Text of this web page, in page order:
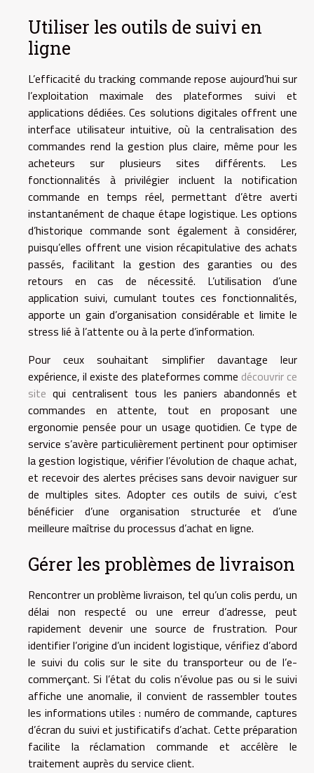
Utiliser les outils de suivi en
ligne
L’efficacité du tracking commande repose aujourd’hui sur
l’exploitation maximale des plateformes suivi et
applications dédiées. Ces solutions digitales offrent une
interface utilisateur intuitive, où la centralisation des
commandes rend la gestion plus claire, même pour les
acheteurs sur plusieurs sites différents. Les
fonctionnalités à privilégier incluent la notification
commande en temps réel, permettant d’être averti
instantanément de chaque étape logistique. Les options
d’historique commande sont également à considérer,
puisqu’elles offrent une vision récapitulative des achats
passés, facilitant la gestion des garanties ou des
retours en cas de nécessité. L’utilisation d’une
application suivi, cumulant toutes ces fonctionnalités,
apporte un gain d’organisation considérable et limite le
stress lié à l’attente ou à la perte d’information.
Pour ceux souhaitant simplifier davantage leur
expérience, il existe des plateformes comme découvrir ce
site qui centralisent tous les paniers abandonnés et
commandes en attente, tout en proposant une
ergonomie pensée pour un usage quotidien. Ce type de
service s’avère particulièrement pertinent pour optimiser
la gestion logistique, vérifier l’évolution de chaque achat,
et recevoir des alertes précises sans devoir naviguer sur
de multiples sites. Adopter ces outils de suivi, c’est
bénéficier d’une organisation structurée et d’une
meilleure maîtrise du processus d’achat en ligne.
Gérer les problèmes de livraison
Rencontrer un problème livraison, tel qu’un colis perdu, un
délai non respecté ou une erreur d’adresse, peut
rapidement devenir une source de frustration. Pour
identifier l’origine d’un incident logistique, vérifiez d’abord
le suivi du colis sur le site du transporteur ou de l’e-
commerçant. Si l’état du colis n’évolue pas ou si le suivi
affiche une anomalie, il convient de rassembler toutes
les informations utiles : numéro de commande, captures
d’écran du suivi et justificatifs d’achat. Cette préparation
facilite la réclamation commande et accélère le
traitement auprès du service client.